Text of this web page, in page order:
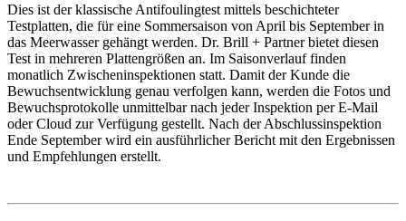
Dies ist der klassische Antifoulingtest mittels beschichteter
Testplatten, die für eine Sommersaison von April bis September in
das Meerwasser gehängt werden. Dr. Brill + Partner bietet diesen
Test in mehreren Plattengrößen an. Im Saisonverlauf finden
monatlich Zwischeninspektionen statt. Damit der Kunde die
Bewuchsentwicklung genau verfolgen kann, werden die Fotos und
Bewuchsprotokolle unmittelbar nach jeder Inspektion per E-Mail
oder Cloud zur Verfügung gestellt. Nach der Abschlussinspektion
Ende September wird ein ausführlicher Bericht mit den Ergebnissen
und Empfehlungen erstellt.